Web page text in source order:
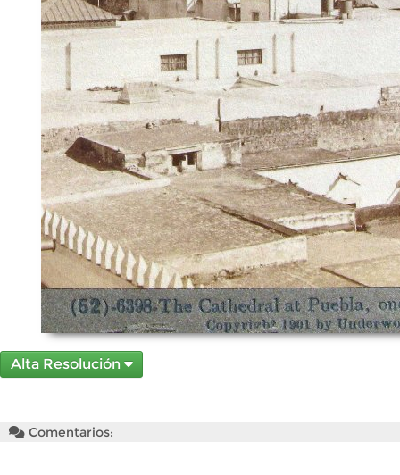
Alta Resolución
Comentarios: